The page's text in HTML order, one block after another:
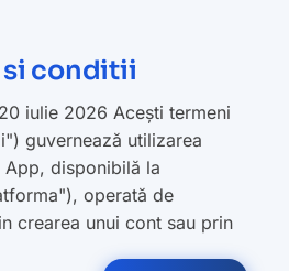
si conditii
iulie 2026 Acești termeni
guvernează utilizarea
disponibilă la
operată de
crearea unui cont sau prin